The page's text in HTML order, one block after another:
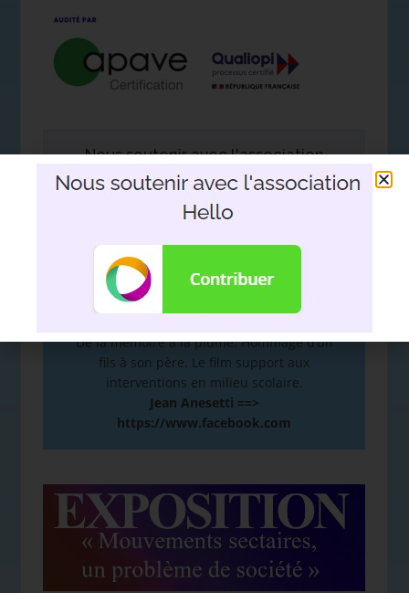
Nous soutenir avec l'association
Hello
De la mémoire à la plume. Hommage d’un
fils à son père. Le film support aux
interventions en milieu scolaire.
Jean Anesetti ==>
https://www.facebook.com